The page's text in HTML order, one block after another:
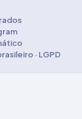
· LGPD